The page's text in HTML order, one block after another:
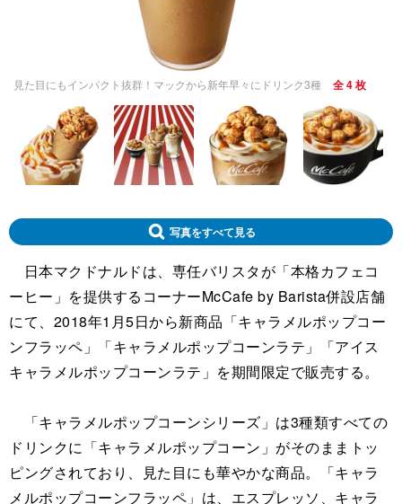
見た目にもインパクト抜群！マックから新年早々にドリンク3種 全 4 枚
写真をすべて見る
日本マクドナルドは、専任バリスタが「本格カフェコ
ーヒー」を提供するコーナーMcCafe by Barista併設店舗
にて、2018年1月5日から新商品「キャラメルポップコー
ンフラッペ」「キャラメルポップコーンラテ」「アイス
キャラメルポップコーンラテ」を期間限定で販売する。
「キャラメルポップコーンシリーズ」は3種類すべての
ドリンクに「キャラメルポップコーン」がそのままトッ
ピングされており、見た目にも華やかな商品。「キャラ
メルポップコーンフラッペ」は、エスプレッソ、キャラ